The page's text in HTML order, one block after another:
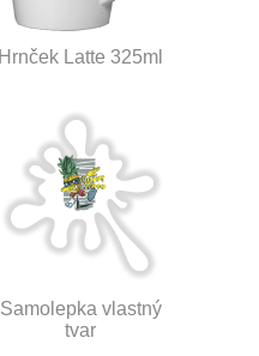
Hrnček Latte 325ml
Samolepka vlastný
tvar